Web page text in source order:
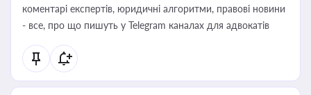
коментарі експертів, юридичні алгоритми, правові новини
- все, про що пишуть у Telegram каналах для адвокатів